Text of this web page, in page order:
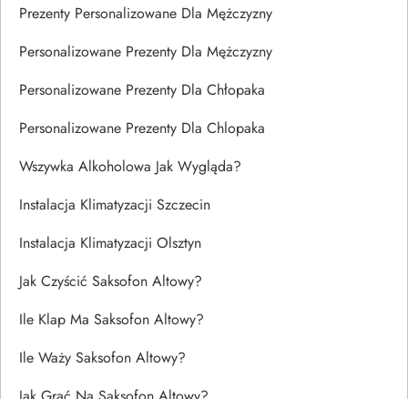
Prezenty Personalizowane Dla Mężczyzny
Personalizowane Prezenty Dla Mężczyzny
Personalizowane Prezenty Dla Chłopaka
Personalizowane Prezenty Dla Chlopaka
Wszywka Alkoholowa Jak Wygląda?
Instalacja Klimatyzacji Szczecin
Instalacja Klimatyzacji Olsztyn
Jak Czyścić Saksofon Altowy?
Ile Klap Ma Saksofon Altowy?
Ile Waży Saksofon Altowy?